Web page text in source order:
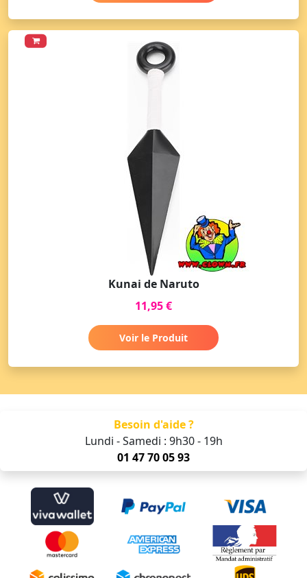
Kunai de Naruto
11,95 €
Voir le Produit
Besoin d'aide ?
Lundi - Samedi : 9h30 - 19h
01 47 70 05 93